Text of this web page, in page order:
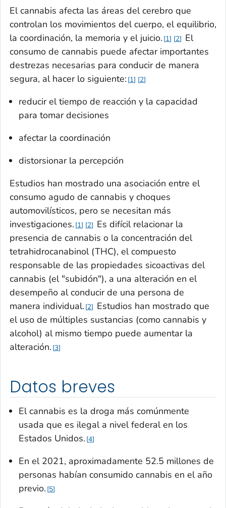
El cannabis afecta las áreas del cerebro que
controlan los movimientos del cuerpo, el equilibrio,
la coordinación, la memoria y el juicio. 1 2
El
consumo de cannabis puede afectar importantes
destrezas necesarias para conducir de manera
segura, al hacer lo siguiente: 1 2
reducir el tiempo de reacción y la capacidad
para tomar decisiones
afectar la coordinación
distorsionar la percepción
Estudios han mostrado una asociación entre el
consumo agudo de cannabis y choques
automovilísticos, pero se necesitan más
investigaciones. 1 2
Es difícil relacionar la
presencia de cannabis o la concentración del
tetrahidrocanabinol (THC), el compuesto
responsable de las propiedades sicoactivas del
cannabis (el "subidón"), a una alteración en el
desempeño al conducir de una persona de
manera individual. 2
Estudios han mostrado que
el uso de múltiples sustancias (como cannabis y
alcohol) al mismo tiempo puede aumentar la
alteración. 3
Datos breves
El cannabis es la droga más comúnmente
usada que es ilegal a nivel federal en los
Estados Unidos. 4
En el 2021, aproximadamente 52.5 millones de
personas habían consumido cannabis en el año
previo. 5